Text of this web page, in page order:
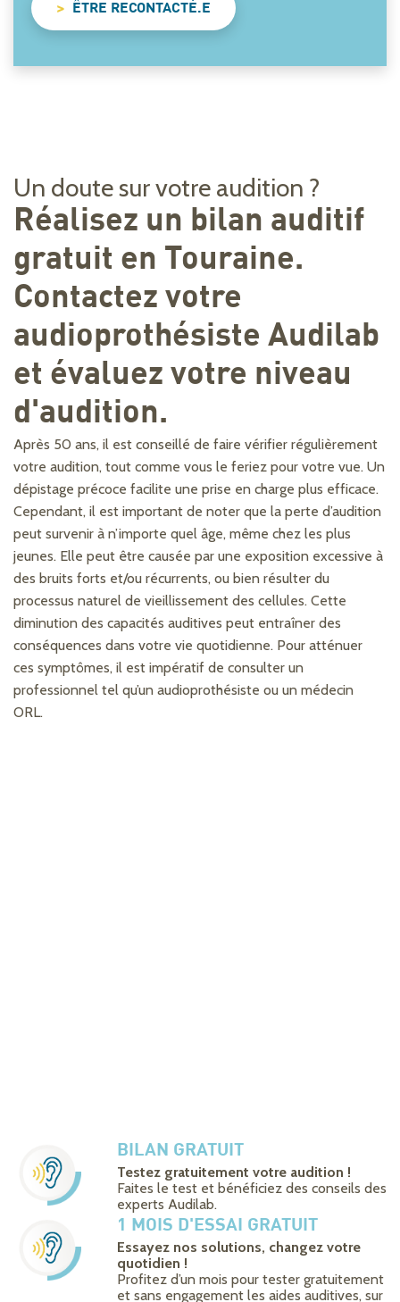
ÊTRE RECONTACTÉ.E
Un doute sur votre audition ?
Réalisez un bilan auditif
gratuit en Touraine.
Contactez votre
audioprothésiste Audilab
et évaluez votre niveau
d'audition.
Après 50 ans, il est conseillé de faire vérifier régulièrement
votre audition, tout comme vous le feriez pour votre vue. Un
dépistage précoce facilite une prise en charge plus efficace.
Cependant, il est important de noter que la perte d’audition
peut survenir à n’importe quel âge, même chez les plus
jeunes. Elle peut être causée par une exposition excessive à
des bruits forts et/ou récurrents, ou bien résulter du
processus naturel de vieillissement des cellules. Cette
diminution des capacités auditives peut entraîner des
conséquences dans votre vie quotidienne. Pour atténuer
ces symptômes, il est impératif de consulter un
professionnel tel qu’un audioprothésiste ou un médecin
ORL.
BILAN GRATUIT
Testez gratuitement votre audition !
Faites le test et bénéficiez des conseils des
experts Audilab.
1 MOIS D'ESSAI GRATUIT
Essayez nos solutions, changez votre
quotidien !
Profitez d’un mois pour tester gratuitement
et sans engagement les aides auditives, sur